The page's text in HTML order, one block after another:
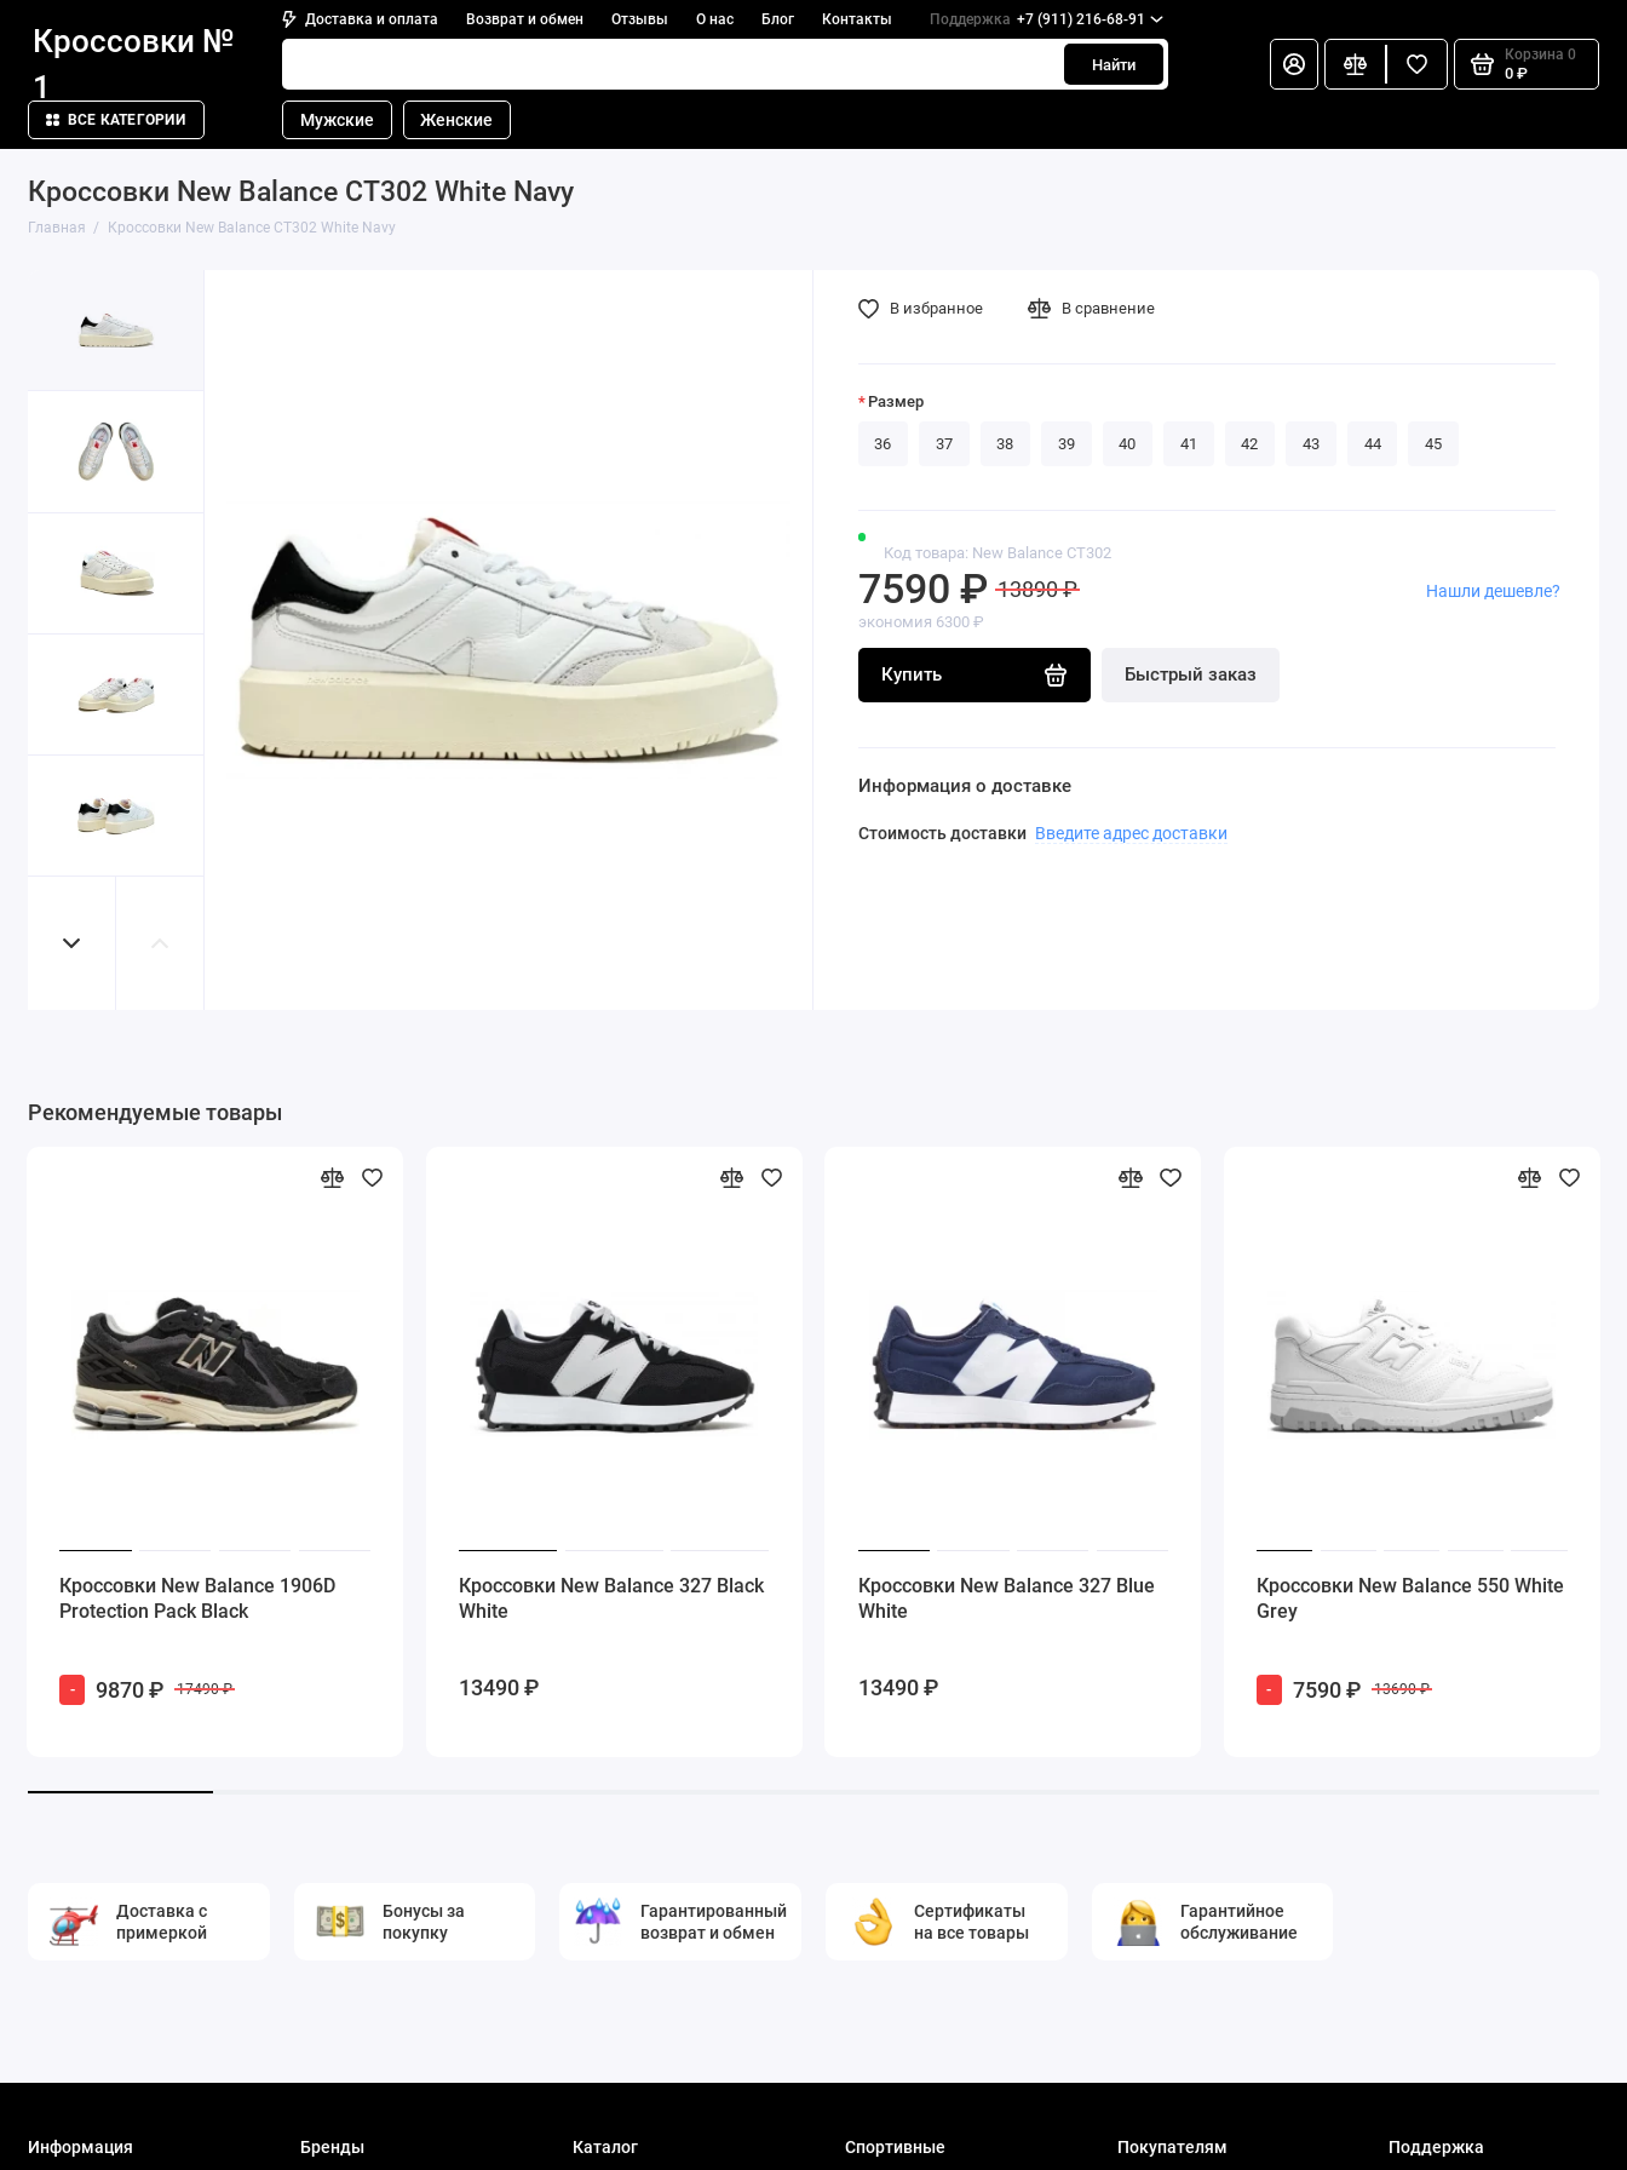
Доставка и оплата Возврат и обмен Отзывы О нас Блог Контакты Поддержка +7 (911) 216-68-91
Кроссовки №
1
Найти
Корзина 0
0 ₽
ВСЕ КАТЕГОРИИ Мужские Женские
Кроссовки New Balance CT302 White Navy
Главная Кроссовки New Balance CT302 White Navy
Код товара: New Balance CT302
7590 ₽ 13890 ₽
экономия 6300 ₽
Купить Быстрый заказ
Нашли дешевле?
В избранное В сравнение
Размер
36 37 38 39 40 41 42 43 44 45
Информация о доставке
Стоимость доставки Введите адрес доставки
Рекомендуемые товары
Кроссовки New Balance 1906D
Protection Pack Black
- 9870 ₽ 17490 ₽
Кроссовки New Balance 327 Black
White
13490 ₽
Кроссовки New Balance 327 Blue
White
13490 ₽
Кроссовки New Balance 550 White
Grey
- 7590 ₽ 13690 ₽
Доставка с
примеркой
Бонусы за
покупку
Гарантированный
возврат и обмен
Сертификаты
на все товары
Гарантийное
обслуживание
Информация Бренды Каталог Спортивные Покупателям Поддержка